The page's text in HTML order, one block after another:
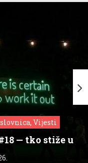
Vijesti
— tko stiže u